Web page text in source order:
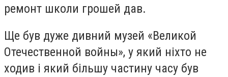
ремонт школи грошей дав.
Ще був дуже дивний музей «Великой
Отечественной войны», у який ніхто не
ходив і який більшу частину часу був